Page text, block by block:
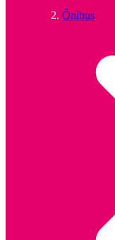
Ônibus